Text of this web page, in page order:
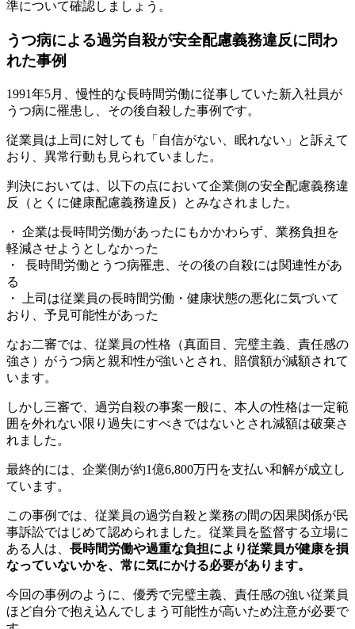
準について確認しましょう。
うつ病による過労自殺が安全配慮義務違反に問わ
れた事例
1991年5月、慢性的な長時間労働に従事していた新入社員が
うつ病に罹患し、その後自殺した事例です。
従業員は上司に対しても「自信がない、眠れない」と訴えて
おり、異常行動も見られていました。
判決においては、以下の点において企業側の安全配慮義務違
反（とくに健康配慮義務違反）とみなされました。
・ 企業は長時間労働があったにもかかわらず、業務負担を
軽減させようとしなかった
・ 長時間労働とうつ病罹患、その後の自殺には関連性があ
る
・ 上司は従業員の長時間労働・健康状態の悪化に気づいて
おり、予見可能性があった
なお二審では、従業員の性格（真面目、完璧主義、責任感の
強さ）がうつ病と親和性が強いとされ、賠償額が減額されて
います。
しかし三審で、過労自殺の事案一般に、本人の性格は一定範
囲を外れない限り過失にすべきではないとされ減額は破棄さ
れました。
最終的には、企業側が約1億6,800万円を支払い和解が成立し
ています。
この事例では、従業員の過労自殺と業務の間の因果関係が民
事訴訟ではじめて認められました。従業員を監督する立場に
ある人は、 長時間労働や過重な負担により従業員が健康を損
なっていないかを、常に気にかける必要があります。
今回の事例のように、優秀で完璧主義、責任感の強い従業員
ほど自分で抱え込んでしまう可能性が高いため注意が必要で